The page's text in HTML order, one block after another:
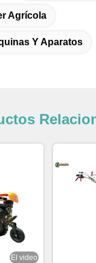
Agrícola
Y Aparatos
El video